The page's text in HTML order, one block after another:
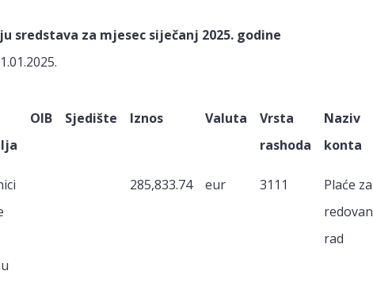
sredstava za mjesec siječanj 2025. godine
OIB Sjedište Iznos Valuta
Vrsta
rashoda
Naziv
konta
285,833.74 eur 3111
Plaće za
redovan
rad